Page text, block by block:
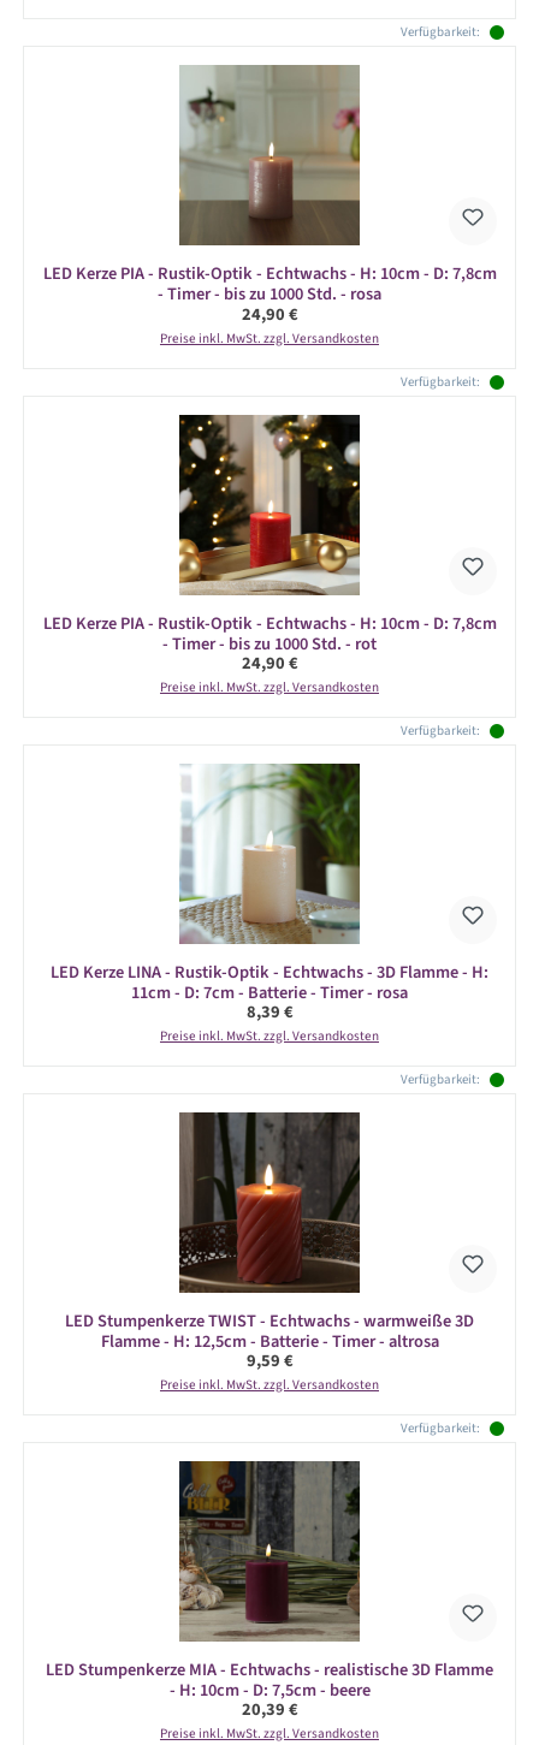
Verfügbarkeit:
LED Kerze PIA - Rustik-Optik - Echtwachs - H: 10cm - D: 7,8cm
- Timer - bis zu 1000 Std. - rosa
Regulärer Preis:
24,90 €
Preise inkl. MwSt. zzgl. Versandkosten
Verfügbarkeit:
LED Kerze PIA - Rustik-Optik - Echtwachs - H: 10cm - D: 7,8cm
- Timer - bis zu 1000 Std. - rot
Regulärer Preis:
24,90 €
Preise inkl. MwSt. zzgl. Versandkosten
Verfügbarkeit:
LED Kerze LINA - Rustik-Optik - Echtwachs - 3D Flamme - H:
11cm - D: 7cm - Batterie - Timer - rosa
Regulärer Preis:
8,39 €
Preise inkl. MwSt. zzgl. Versandkosten
Verfügbarkeit:
LED Stumpenkerze TWIST - Echtwachs - warmweiße 3D
Flamme - H: 12,5cm - Batterie - Timer - altrosa
Regulärer Preis:
9,59 €
Preise inkl. MwSt. zzgl. Versandkosten
Verfügbarkeit:
LED Stumpenkerze MIA - Echtwachs - realistische 3D Flamme
- H: 10cm - D: 7,5cm - beere
Regulärer Preis:
20,39 €
Preise inkl. MwSt. zzgl. Versandkosten